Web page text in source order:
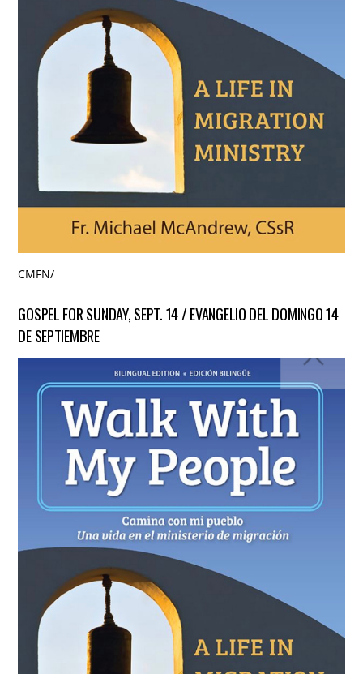
CMFN/
GOSPEL FOR SUNDAY, SEPT. 14 / EVANGELIO DEL DOMINGO 14
DE SEPTIEMBRE